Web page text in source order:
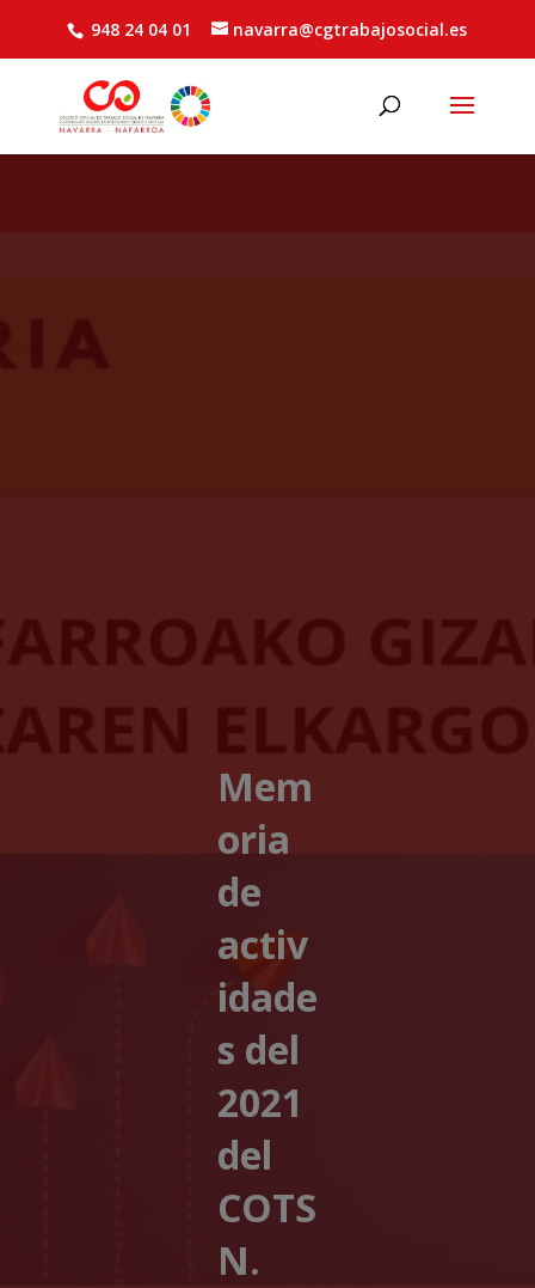
948 24 04 01 navarra@cgtrabajosocial.es
Mem
oria
de
activ
idade
s del
2021
del
COTS
N.